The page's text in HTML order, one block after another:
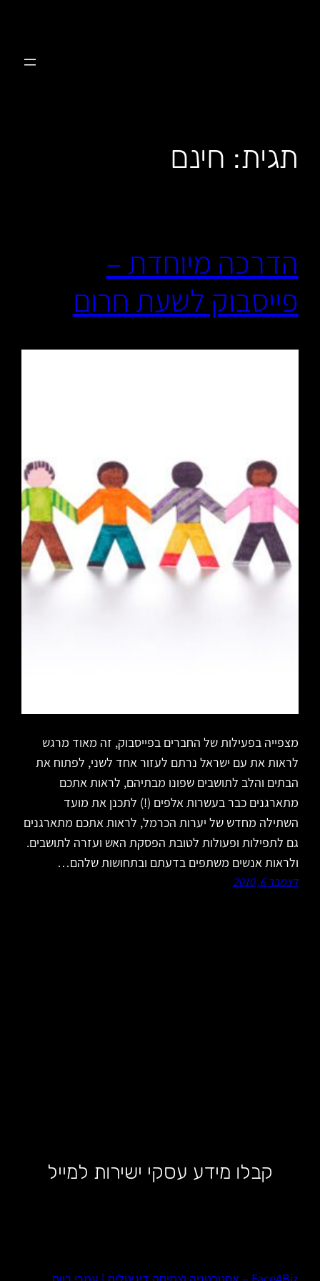
תגית: חינם
הדרכה מיוחדת –
פייסבוק לשעת חרום
מצפייה בפעילות של החברים בפייסבוק, זה מאוד מרגש
לראות את עם ישראל נרתם לעזור אחד לשני, לפתוח את
הבתים והלב לתושבים שפונו מבתיהם, לראות אתכם
מתארגנים כבר בעשרות אלפים (!) לתכנן את מועד
השתילה מחדש של יערות הכרמל, לראות אתכם מתארגנים
גם לתפילות ופעולות לטובת הפסקת האש ועזרה לתושבים.
ולראות אנשים משתפים בדעתם ובתחושות שלהם…
דצמבר 6, 2010
קבלו מידע עסקי ישירות למייל